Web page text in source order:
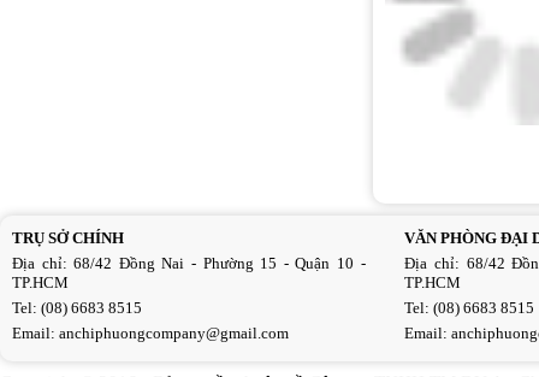
TRỤ SỞ CHÍNH
Địa chỉ: 68/42 Đồng Nai - Phường 15 - Quận 10 -
TP.HCM
Tel: (08) 6683 8515
Email: anchiphuongcompany@gmail.com
VĂN PHÒNG ĐẠI
Địa chỉ: 68/42
TP.HCM
Tel: (08) 6683 8515
Email: